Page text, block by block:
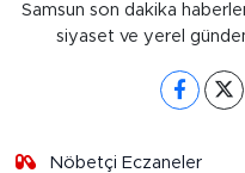
Samsun son dakika
siyaset ve yerel
Nöbetçi Eczaneler